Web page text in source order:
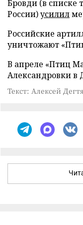
Бровди (в списке
России)усилил
Российские
уничтожают
В апреле «Птиц
Александровки в
Текст: Алексей